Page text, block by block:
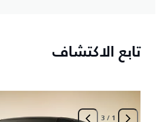
تابع الاكتشاف
1
/
3